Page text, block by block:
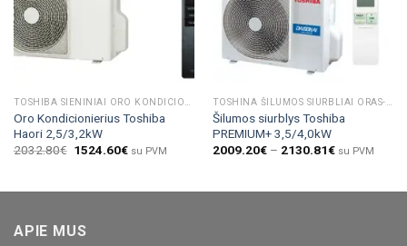
TOSHIBA SIENINIAI ORO KONDICIONIERIAI
Oro Kondicionierius Toshiba
Haori 2,5/3,2kW
2032.80€ 1524.60€ su PVM
TOSHINA ŠILUMOS SIURBLIAI ORAS-ORAS
Šilumos siurblys Toshiba
PREMIUM+ 3,5/4,0kW
2009.20€– 2130.81€ su PVM
APIE MUS